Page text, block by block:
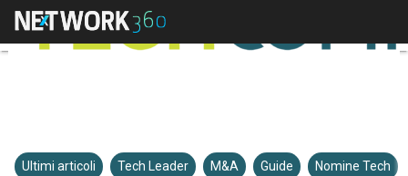
Ultimi articoli Tech Leader M&A Guide Nomine Tech